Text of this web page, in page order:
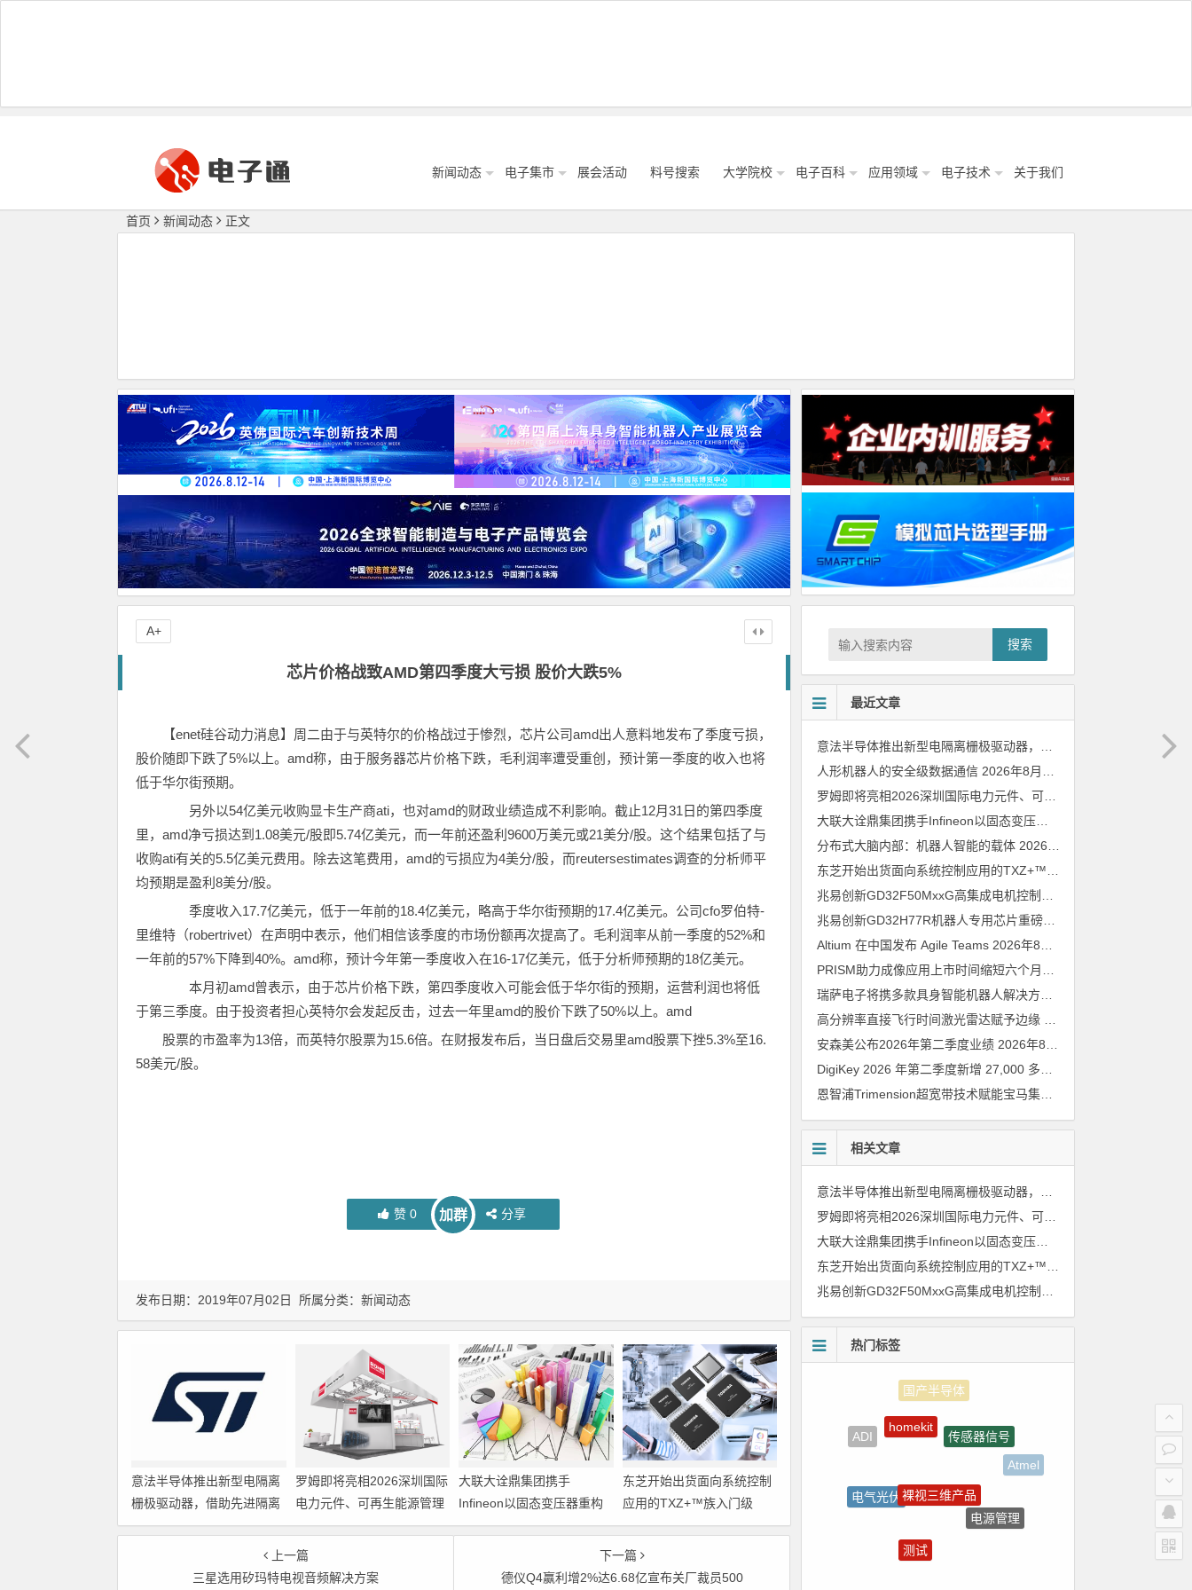
新闻动态 电子集市 展会活动 料号搜索 大学院校 电子百科 应用领域 电子技术 关于我们
首页 新闻动态 正文
芯片价格战致AMD第四季度大亏损 股价大跌5%
【enet硅谷动力消息】周二由于与英特尔的价格战过于惨烈，芯片公司amd出人意料地发布了季度亏损，
股价随即下跌了5%以上。amd称，由于服务器芯片价格下跌，毛利润率遭受重创，预计第一季度的收入也将
低于华尔街预期。
另外以54亿美元收购显卡生产商ati，也对amd的财政业绩造成不利影响。截止12月31日的第四季度
里，amd净亏损达到1.08美元/股即5.74亿美元，而一年前还盈利9600万美元或21美分/股。这个结果包括了与
收购ati有关的5.5亿美元费用。除去这笔费用，amd的亏损应为4美分/股，而reutersestimates调查的分析师平
均预期是盈利8美分/股。
季度收入17.7亿美元，低于一年前的18.4亿美元，略高于华尔街预期的17.4亿美元。公司cfo罗伯特-
里维特（robertrivet）在声明中表示，他们相信该季度的市场份额再次提高了。毛利润率从前一季度的52%和
一年前的57%下降到40%。amd称，预计今年第一季度收入在16-17亿美元，低于分析师预期的18亿美元。
本月初amd曾表示，由于芯片价格下跌，第四季度收入可能会低于华尔街的预期，运营利润也将低
于第三季度。由于投资者担心英特尔会发起反击，过去一年里amd的股价下跌了50%以上。amd
股票的市盈率为13倍，而英特尔股票为15.6倍。在财报发布后，当日盘后交易里amd股票下挫5.3%至16.
58美元/股。
赞0 加群 分享
A+
发布日期：2019年07月02日 所属分类： 新闻动态
意法半导体推出新型电隔离
栅极驱动器，借助先进隔离
技术简化电源设计
罗姆即将亮相2026深圳国际
电力元件、可再生能源管理
展览会暨研讨会
大联大诠鼎集团携手
Infineon以固态变压器重构
配电效率新标杆
东芝开始出货面向系统控制
应用的TXZ+™族入门级
M4V组（搭载Arm
Cortex‑M4内核的标准微控
制器）工程样品
上一篇
三星选用矽玛特电视音频解决方案
下一篇
德仪Q4赢利增2%达6.68亿宣布关厂裁员500
搜索
最近文章
人形机器人的安全级数据通信 2026年8月8日
罗姆即将亮相2026深圳国际电力元件、可再生能源管理展览会暨研讨会
大联大诠鼎集团携手Infineon以固态变压器重构配电效率新标杆
分布式大脑内部：机器人智能的载体 2026年8月6日
兆易创新GD32H77R机器人专用芯片重磅亮相，精准赋能伺服驱动与关节控制
Altium 在中国发布 Agile Teams 2026年8月6日
安森美公布2026年第二季度业绩 2026年8月6日
恩智浦Trimension超宽带技术赋能宝马集团Digital Key Plus及生命体存在检测功能
相关文章
罗姆即将亮相2026深圳国际电力元件、可再生能源管理展览会暨研讨会
大联大诠鼎集团携手Infineon以固态变压器重构配电效率新标杆
热门标签
ADI
homekit
传感器信号
Atmel
电气光伏
电源管理
电路图
测试